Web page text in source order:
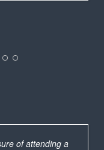
of attending a